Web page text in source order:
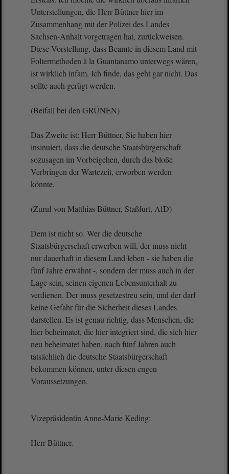
Unterstellungen, die Herr Büttner hier im
Zusammenhang mit der Polizei des Landes
Sachsen-Anhalt vorgetragen hat, zurückweisen.
Diese Vorstellung, dass Beamte in diesem Land mit
Foltermethoden à la Guantanamo unterwegs wären,
ist wirklich infam. Ich finde, das geht gar nicht. Das
sollte auch gerügt werden.
(Beifall bei den GRÜNEN)
Das Zweite ist: Herr Büttner, Sie haben hier
insinuiert, dass die deutsche Staatsbürgerschaft
sozusagen im Vorbeigehen, durch das bloße
Verbringen der Wartezeit, erworben werden
könnte.
(Zuruf von Matthias Büttner, Staßfurt, AfD)
Dem ist nicht so. Wer die deutsche
Staatsbürgerschaft erwerben will, der muss nicht
nur dauerhaft in diesem Land leben - sie haben die
fünf Jahre erwähnt -, sondern der muss auch in der
Lage sein, seinen eigenen Lebensunterhalt zu
verdienen. Der muss gesetzestreu sein, und der darf
keine Gefahr für die Sicherheit dieses Landes
darstellen. Es ist genau richtig, dass Menschen, die
hier beheimatet, die hier integriert sind, die sich hier
neu beheimatet haben, nach fünf Jahren auch
tatsächlich die deutsche Staatsbürgerschaft
bekommen können, unter diesen engen
Voraussetzungen.
Vizepräsidentin Anne-Marie Keding:
Herr Büttner.